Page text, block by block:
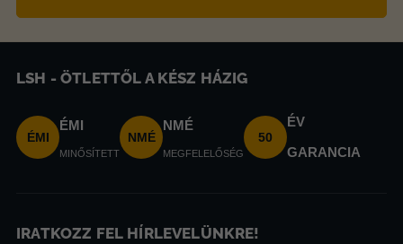
LSH - ÖTLETTŐL A KÉSZ HÁZIG
ÉMI
ÉMI
MINŐSÍTETT
NMÉ
NMÉ
MEGFELELŐSÉG
50
ÉV
GARANCIA
IRATKOZZ FEL HÍRLEVELÜNKRE!